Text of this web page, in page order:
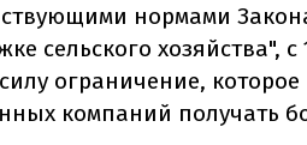
нормами
сельского хозяйства", с
ограничение, которое
компаний получать